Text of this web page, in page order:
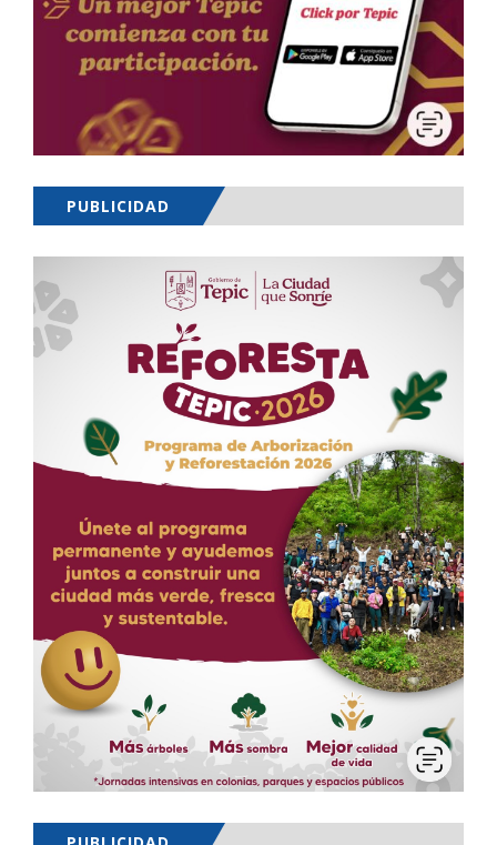
PUBLICIDAD